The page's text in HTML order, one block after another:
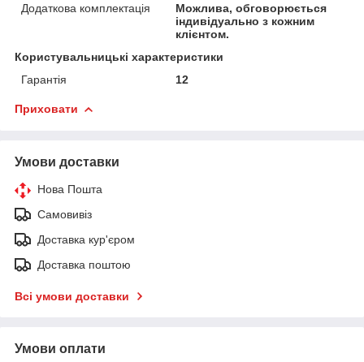
Додаткова комплектація
Можлива, обговорюється
індивідуально з кожним
клієнтом.
Користувальницькі характеристики
Гарантія
12
Приховати
Умови доставки
Нова Пошта
Самовивіз
Доставка кур'єром
Доставка поштою
Всі умови доставки
Умови оплати